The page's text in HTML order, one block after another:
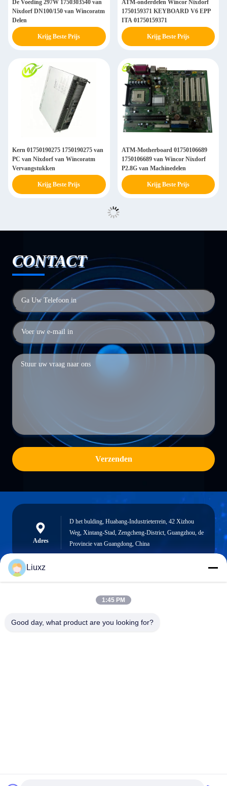
De Voeding 297W 1750303540 van
Nixdorf DN100/150 van Wincoratm
Delen
Krijg Beste Prijs
ATM-onderdelen Wincor Nixdorf
1750159371 KEYBOARD V6 EPP
ITA 01750159371
Krijg Beste Prijs
Kern 01750190275 1750190275 van
PC van Nixdorf van Wincoratm
Vervangstukken
Krijg Beste Prijs
ATM-Motherboard 01750106689
1750106689 van Wincor Nixdorf
P2.8G van Machinedelen
Krijg Beste Prijs
CONTACT
Verzenden
Adres
D het bulding, Huabang-Industrieterrein, 42 Xizhou
Weg, Xintang-Stad, Zengcheng-District, Guangzhou, de
Provincie van Guangdong, China
liuxz@wyatm.com
Liuxz
1:45 PM
Good day, what product are you looking for?